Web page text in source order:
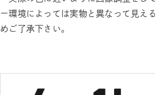
ー環境によっては実物と異なって見え
めご了承下さい。